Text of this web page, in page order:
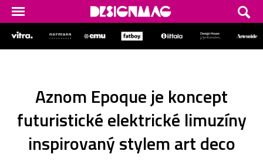
Aznom Epoque je koncept
futuristické elektrické limuzíny
inspirovaný stylem art deco